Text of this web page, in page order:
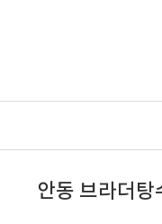
안동 브라더탕